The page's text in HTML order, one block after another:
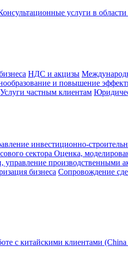
услуги в
НДС и акцизы
и повышение
Услуги частным клиентам
инвестиционно-
сектора Оценка,
производственными
бизнеса Сопровождение
с китайскими клиентами